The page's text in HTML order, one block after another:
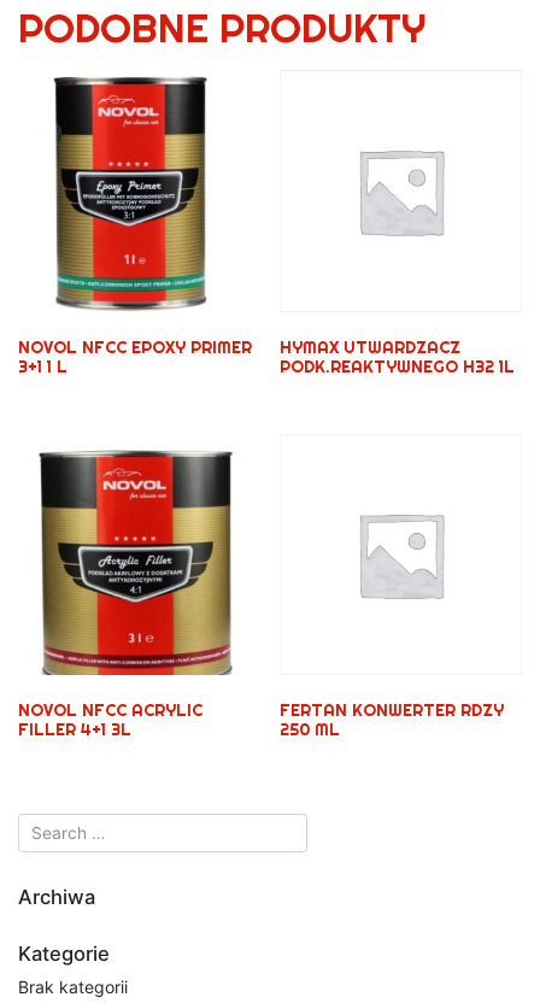
PODOBNE PRODUKTY
NOVOL NFCC EPOXY PRIMER
3+1 1 L
HYMAX UTWARDZACZ
PODK.REAKTYWNEGO H32 1L
NOVOL NFCC ACRYLIC
FILLER 4+1 3L
FERTAN KONWERTER RDZY
250 ML
Archiwa
Kategorie
Brak kategorii